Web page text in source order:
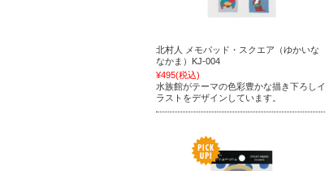
北村人 メモパッド・スクエア（ゆかいな
なかま）KJ-004
¥495(税込)
水族館がテーマの色彩豊かな描き下ろしイ
ラストをデザインしています。